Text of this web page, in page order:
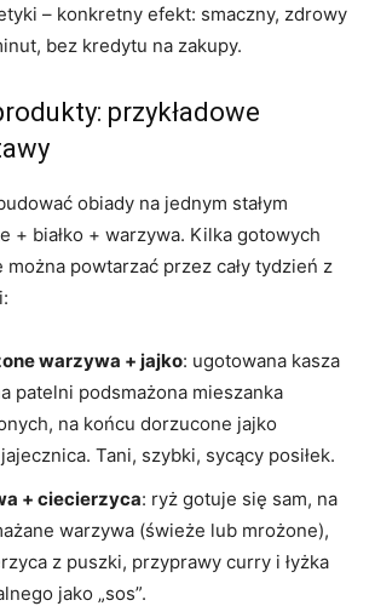
– konkretny efekt: smaczny, zdrowy
bez kredytu na zakupy.
przykładowe
obiady na jednym stałym
+ białko + warzywa. Kilka gotowych
powtarzać przez cały tydzień z
warzywa + jajko: ugotowana kasza
patelni podsmażona mieszanka
na końcu dorzucone jajko
Tani, szybki, sycący posiłek.
+ ciecierzyca: ryż gotuje się sam, na
warzywa (świeże lub mrożone),
z puszki, przyprawy curry i łyżka
jako „sos”.